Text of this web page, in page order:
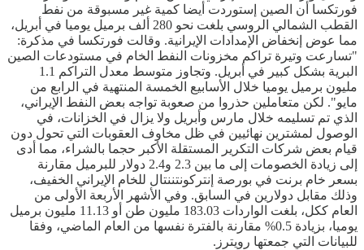
فورتكسا أن الصين إستوردت أيضا كمية غير مسبوقة من نفط
القطب الشمالي الروسي بلغت نحو 280 ألف برميل يوميا في أبريل،
مما عوض إنخفاض الإمدادات الإيرانية. وقالت فورتكسا في مذكرة:
"تسارعت وتيرة تراكم مخزونات النفط الخام في مستودعات الصين
البرية بشكل كبير في أبريل. وتجاوز متوسط معدل التراكم 1.1
مليون برميل يوميا خلال الأسابيع الخمسة المنتهية في الرابع من
مايو". لكن متعاملين حذروا من صعوبة تواجه بعض النفط الإيراني،
الذي تم تسليمه خلال مارس وأبريل ولا يزال في الخزانات، في
الوصول لمشترين نهائيين في ظل مخاوف العقوبات التي تحول دون
قيام بعض شركات التكرير المستقلة الأكبر حجما بالشراء، مما أدى
إلى زيادة الخصومات إلى ما بين 2.3 و2.4 دولار للبرميل مقارنة
بسعر خام برنت في بورصة إنتركونتننتال للخام الإيراني الخفيف،
وذلك مقابل دولارين في السابق. وفي الأشهر الأربعة الأولى من
العام ككل، بلغت الواردات 183.03 مليون طن أو 11.13 مليون برميل
يوميا، بزيادة 0.5% مقارنة بالفترة نفسها من العام الماضي، وفقا
للبيانات التي جمعتها رويترز.